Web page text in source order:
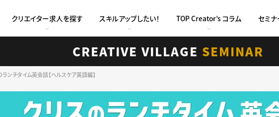
クリエイター求人を探す スキルアップしたい！ TOP Creator’s コラム セミナ
CREATIVE VILLAGE SEMINAR
ンチタイム英会話【ヘルスケア英語編】